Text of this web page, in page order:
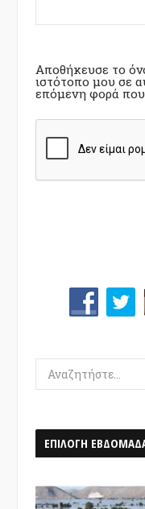
Αποθήκευσε το
ιστότοπο μου σε
επόμενη φορά
Search
for:
ΕΠΙΛΟΓΗ